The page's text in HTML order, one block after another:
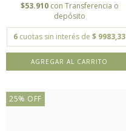
$53.910 con Transferencia o
depósito
6 cuotas sin interés de $ 9983,33
25% OFF